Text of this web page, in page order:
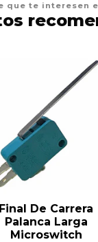
que te interesen
Final De Carrera
Palanca Larga
Microswitch